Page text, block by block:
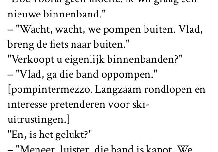
nieuwe binnenband."
– "Wacht, wacht, we pompen buiten. Vlad,
breng de fiets naar buiten."
"Verkoopt u eigenlijk binnenbanden?"
– "Vlad, ga die band oppompen."
[pompintermezzo. Langzaam rondlopen en
interesse pretenderen voor ski-
uitrustingen.]
"En, is het gelukt?"